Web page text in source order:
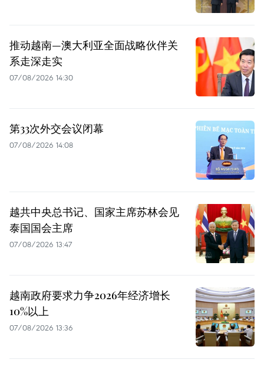
推动越南—澳大利亚全面战略伙伴关
系走深走实
07/08/2026 14:30
第33次外交会议闭幕
07/08/2026 14:08
越共中央总书记、国家主席苏林会见
泰国国会主席
07/08/2026 13:47
越南政府要求力争2026年经济增长
10%以上
07/08/2026 13:36